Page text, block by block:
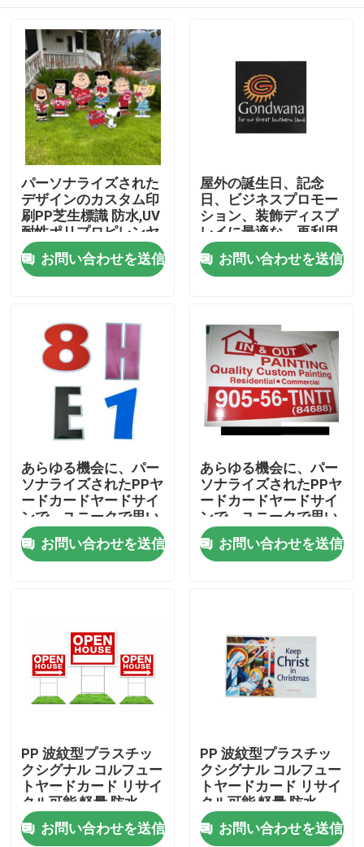
家へ
製品
ビデオ
わたしたち に つい て
品質管理
連絡 ください
事件
波板
パーソナライズされた
デザインのカスタム印
刷PP芝生標識 防水,UV
耐性ポリプロピレンヤ
ード標識 屋外使用,不
動産標識,ビジネス広
告,イベントに最適
お問い合わせを送信
屋外の誕生日、記念
日、ビジネスプロモー
ション、装飾ディスプ
レイに最適な、再利用
可能でカスタマイズ可
能なヤードカード
お問い合わせを送信
あらゆる機会に、パー
ソナライズされたPPヤ
ードカードヤードサイ
ンで、ユニークで思い
出に残るお祝いを
お問い合わせを送信
あらゆる機会に、パー
ソナライズされたPPヤ
ードカードヤードサイ
ンで、ユニークで思い
出に残るお祝いを
お問い合わせを送信
PP 波紋型プラスチッ
クシグナル コルフュー
トヤードカード リサイ
クル可能 軽量 防水
お問い合わせを送信
PP 波紋型プラスチッ
クシグナル コルフュー
トヤードカード リサイ
クル可能 軽量 防水
お問い合わせを送信